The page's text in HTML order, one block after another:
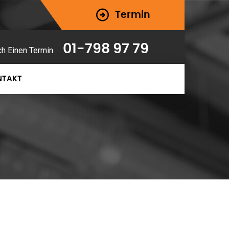
Termin
Einen Termin 01-798 97 79